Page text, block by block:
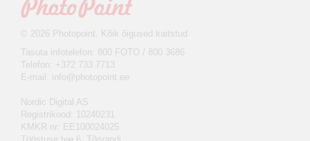
© 2026 Photopoint. Kõik õigused kaitstud
Tasuta infotelefon: 800 FOTO / 800 3686
Telefon: +372 733 7713
E-mail: info@photopoint.ee
Nordic Digital AS
Registrikood: 10240231
KMKR nr: EE100024025